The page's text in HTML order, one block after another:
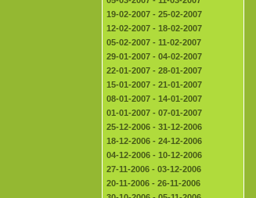
19-02-2007 - 25-02-2007
12-02-2007 - 18-02-2007
05-02-2007 - 11-02-2007
29-01-2007 - 04-02-2007
22-01-2007 - 28-01-2007
15-01-2007 - 21-01-2007
08-01-2007 - 14-01-2007
01-01-2007 - 07-01-2007
25-12-2006 - 31-12-2006
18-12-2006 - 24-12-2006
04-12-2006 - 10-12-2006
27-11-2006 - 03-12-2006
20-11-2006 - 26-11-2006